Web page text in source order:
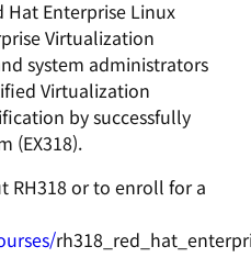
Hat Enterprise Linux
Virtualization
system administrators
Virtualization
by successfully
(EX318).
RH318 or to enroll for a